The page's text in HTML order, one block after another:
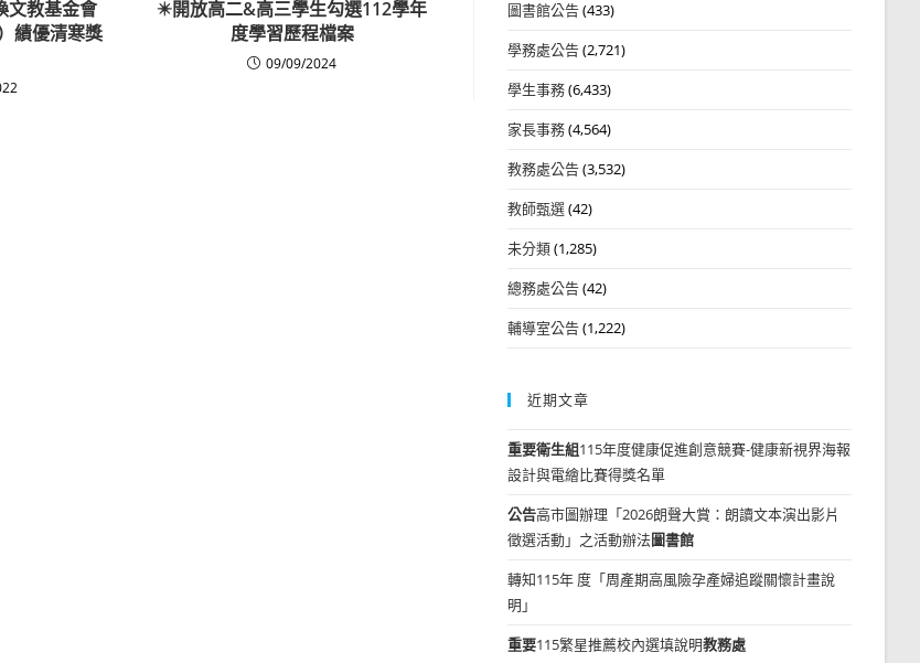
文教基金會
績優清寒獎
✴️開放高二&高三學生勾選112學年
度學習歷程檔案
09/09/2024
圖書館公告(433)
學務處公告(2,721)
學生事務(6,433)
家長事務(4,564)
教務處公告(3,532)
教師甄選(42)
未分類(1,285)
總務處公告(42)
輔導室公告(1,222)
近期文章
重要衛生組115年度健康促進創意競賽-健康新視界海報
設計與電繪比賽得獎名單
公告高市圖辦理「2026朗聲大賞：朗讀文本演出影片
徵選活動」之活動辦法圖書館
轉知115年 度「周產期高風險孕產婦追蹤關懷計畫說
明」
重要115繁星推薦校內選填說明教務處